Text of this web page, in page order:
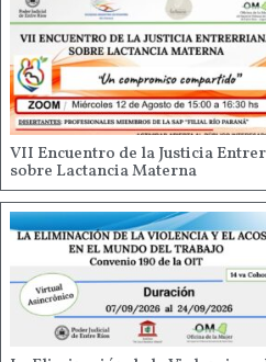
VII Encuentro de la Justicia
sobre Lactancia Materna